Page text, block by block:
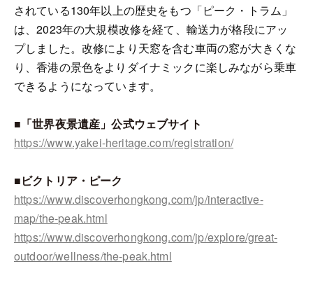
されている130年以上の歴史をもつ「ピーク・トラム」
は、2023年の大規模改修を経て、輸送力が格段にアッ
プしました。改修により天窓を含む車両の窓が大きくな
り、香港の景色をよりダイナミックに楽しみながら乗車
できるようになっています。
■「世界夜景遺産」公式ウェブサイト
https://www.yakei-heritage.com/registration/
■ビクトリア・ピーク
https://www.discoverhongkong.com/jp/interactive-
map/the-peak.html
https://www.discoverhongkong.com/jp/explore/great-
outdoor/wellness/the-peak.html